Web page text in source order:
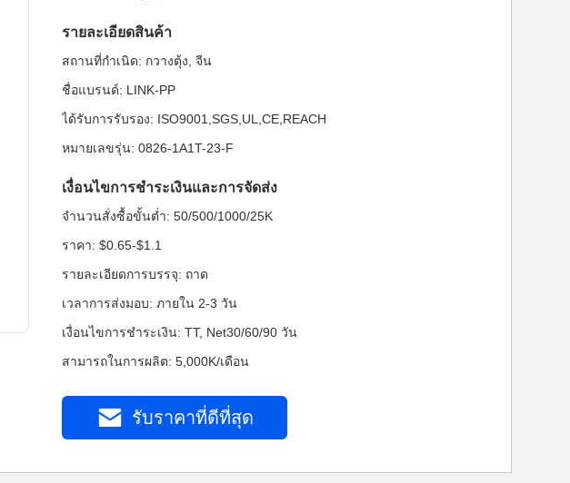
รายละเอียดสินค้า
สถานที่กำเนิด: กวางตุ้ง, จีน
ชื่อแบรนด์: LINK-PP
ได้รับการรับรอง: ISO9001,SGS,UL,CE,REACH
หมายเลขรุ่น: 0826-1A1T-23-F
เงื่อนไขการชำระเงินและการจัดส่ง
จำนวนสั่งซื้อขั้นต่ำ: 50/500/1000/25K
ราคา: $0.65-$1.1
รายละเอียดการบรรจุ: ถาด
เวลาการส่งมอบ: ภายใน 2-3 วัน
เงื่อนไขการชำระเงิน: TT, Net30/60/90 วัน
สามารถในการผลิต: 5,000K/เดือน
รับราคาที่ดีที่สุด